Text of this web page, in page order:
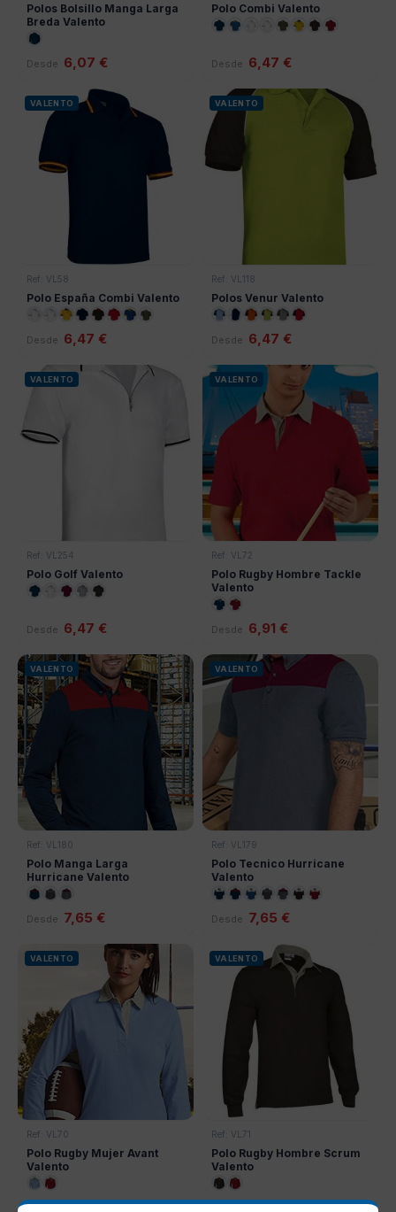
Polos Bolsillo Manga Larga
Breda Valento
Desde 6,07 €
Polo Combi Valento
Desde 6,47 €
VALENTO
Ref: VL58
Polo España Combi Valento
Desde 6,47 €
VALENTO
Ref: VL118
Polos Venur Valento
Desde 6,47 €
VALENTO
Ref: VL254
Polo Golf Valento
Desde 6,47 €
VALENTO
Ref: VL72
Polo Rugby Hombre Tackle
Valento
Desde 6,91 €
VALENTO
Ref: VL180
Polo Manga Larga
Hurricane Valento
Desde 7,65 €
VALENTO
Ref: VL179
Polo Tecnico Hurricane
Valento
Desde 7,65 €
VALENTO
Ref: VL70
Polo Rugby Mujer Avant
Valento
Desde7,84 €
VALENTO
Ref: VL71
Polo Rugby Hombre Scrum
Valento
Desde7,84 €